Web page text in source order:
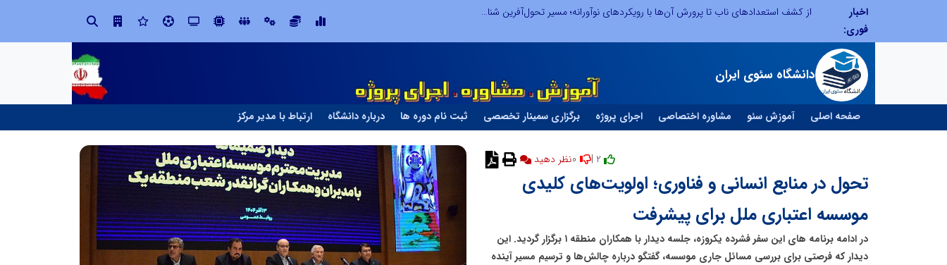
اخبار
فوری:
از کشف استعدادهای ناب تا پرورش آن‌ها با رویکردهای نوآورانه؛ مسیر تحول‌آفرین شنای ایران در سطح جهانی
دانشگاه سئوی ایران
صفحه اصلی آموزش سئو مشاوره اختصاصی اجرای پروژه برگزاری سمینار تخصصی ثبت نام دوره ها درباره دانشگاه ارتباط با مدیر مرکز
نظر دهید
تحول در منابع انسانی و فناوری؛ اولویت‌های کلیدی
موسسه اعتباری ملل برای پیشرفت
در ادامه برنامه های این سفر فشرده یکروزه، جلسه دیدار با همکاران منطقه ١ برگزار گردید. این
دیدار که فرصتی برای بررسی مسائل جاری موسسه، گفتگو درباره چالش‌ها و ترسیم مسیر آینده